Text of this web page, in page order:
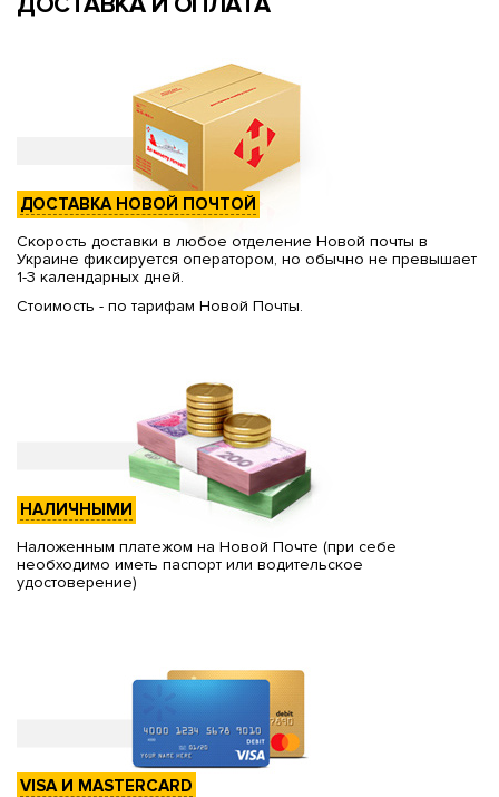
ДОСТАВКА НОВОЙ ПОЧТОЙ
Скорость доставки в любое отделение Новой почты в
Украине фиксируется оператором, но обычно не превышает
1-3 календарных дней.
Стоимость - по тарифам Новой Почты.
НАЛИЧНЫМИ
Наложенным платежом на Новой Почте (при себе
необходимо иметь паспорт или водительское
удостоверение)
VISA И MASTERCARD